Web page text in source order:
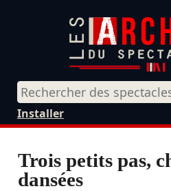
Installer
Trois petits pas,
dansées